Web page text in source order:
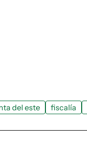
del este fiscalía